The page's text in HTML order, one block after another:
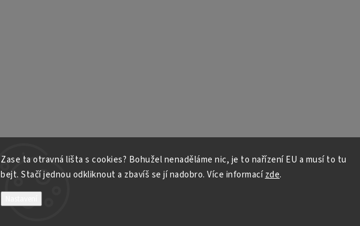
Zase ta otravná lišta s cookies? Bohužel nenaděláme nic, je to nařízení EU a musí to tu
bejt. Stačí jednou odkliknout a zbavíš se jí nadobro. Více informacízde.